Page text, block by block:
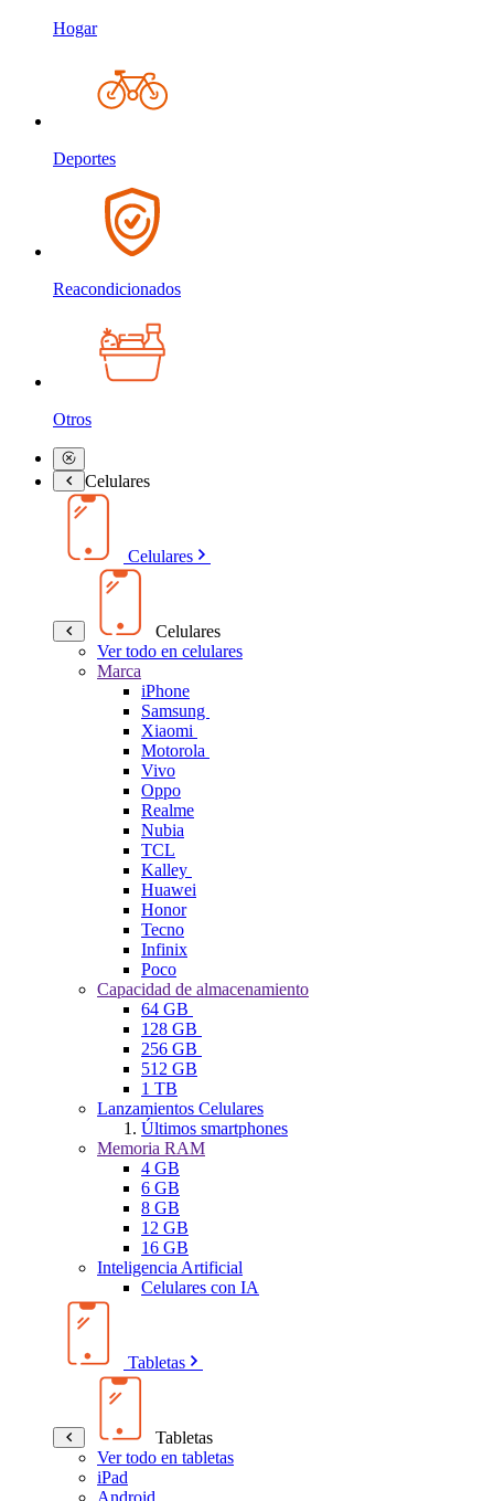
Hogar
Deportes
Reacondicionados
Otros
Celulares
Celulares
Celulares
Ver todo en celulares
Marca
iPhone
Samsung
Xiaomi
Motorola
Vivo
Oppo
Realme
Nubia
TCL
Kalley
Huawei
Honor
Tecno
Infinix
Poco
Capacidad de almacenamiento
64 GB
128 GB
256 GB
512 GB
1 TB
Lanzamientos Celulares
Últimos smartphones
Memoria RAM
4 GB
6 GB
8 GB
12 GB
16 GB
Inteligencia Artificial
Celulares con IA
Tabletas
Tabletas
Ver todo en tabletas
iPad
Android